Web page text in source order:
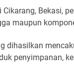
Cikarang, Bekasi,
maupun
dihasilkan
penyimpanan,